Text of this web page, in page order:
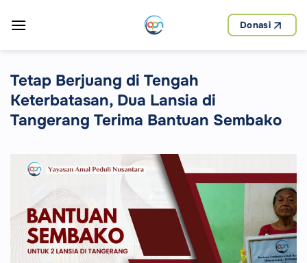
Donasi
Tetap Berjuang di Tengah
Keterbatasan, Dua Lansia di
Tangerang Terima Bantuan Sembako